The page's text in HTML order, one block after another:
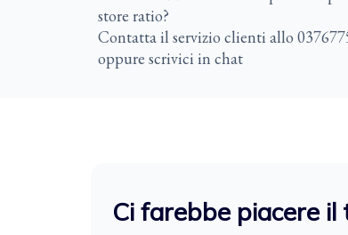
store ratio?
Contatta il servizio clienti allo
oppure scrivici in chat
Ci farebbe piacere il